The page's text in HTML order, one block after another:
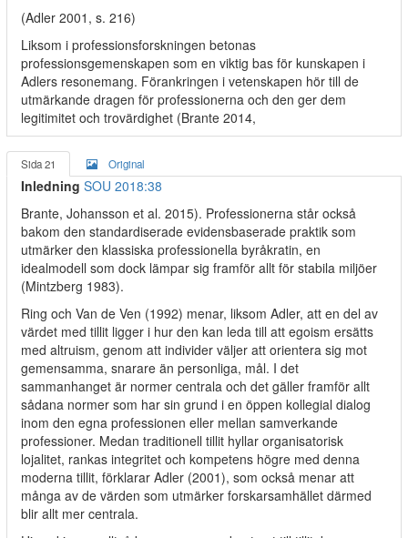
(Adler 2001, s. 216)
Liksom i professionsforskningen betonas
professionsgemenskapen som en viktig bas för kunskapen i
Adlers resonemang. Förankringen i vetenskapen hör till de
utmärkande dragen för professionerna och den ger dem
legitimitet och trovärdighet (Brante 2014,
Sida 21 Original
Inledning SOU 2018:38
Brante, Johansson et al. 2015). Professionerna står också
bakom den standardiserade evidensbaserade praktik som
utmärker den klassiska professionella byråkratin, en
idealmodell som dock lämpar sig framför allt för stabila miljöer
(Mintzberg 1983).
Ring och Van de Ven (1992) menar, liksom Adler, att en del av
värdet med tillit ligger i hur den kan leda till att egoism ersätts
med altruism, genom att individer väljer att orientera sig mot
gemensamma, snarare än personliga, mål. I det
sammanhanget är normer centrala och det gäller framför allt
sådana normer som har sin grund i en öppen kollegial dialog
inom den egna professionen eller mellan samverkande
professioner. Medan traditionell tillit hyllar organisatorisk
lojalitet, rankas integritet och kompetens högre med denna
moderna tillit, förklarar Adler (2001), som också menar att
många av de värden som utmärker forskarsamhället därmed
blir allt mer centrala.